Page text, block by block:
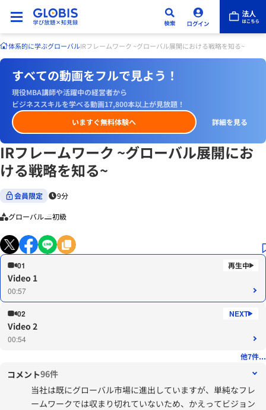
体系的に学ぶグローバルIRフレームワーク ~グローバル展開における戦略を知る~
すべての動画をフルで見よう！
現役MBA講師や活躍中の経営者から
ビジネススキルを学べる動画17,800本以上が見放題！
いますぐ無料体験へ
詳細を見る
IRフレームワーク ~グローバル展開にお
ける戦略を知る~
会員限定 9分
グローバル 初級
01
Video 1
00:57
02
Video 2
00:54
他7件...
コメント96件
当社は既にグローバル市場に進出していますが、単純なフレ
ームワークでは収まり切れていないため、かえってビジョン